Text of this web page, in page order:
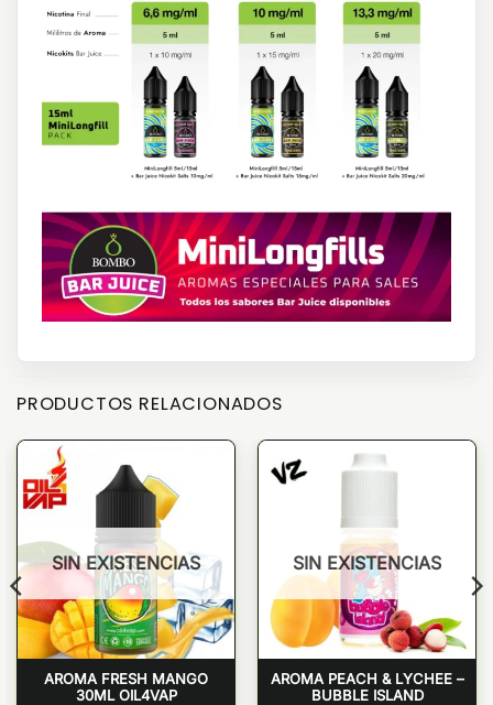
PRODUCTOS RELACIONADOS
SIN EXISTENCIAS
AROMA FRESH MANGO
30ML OIL4VAP
SIN EXISTENCIAS
AROMA PEACH & LYCHEE –
BUBBLE ISLAND